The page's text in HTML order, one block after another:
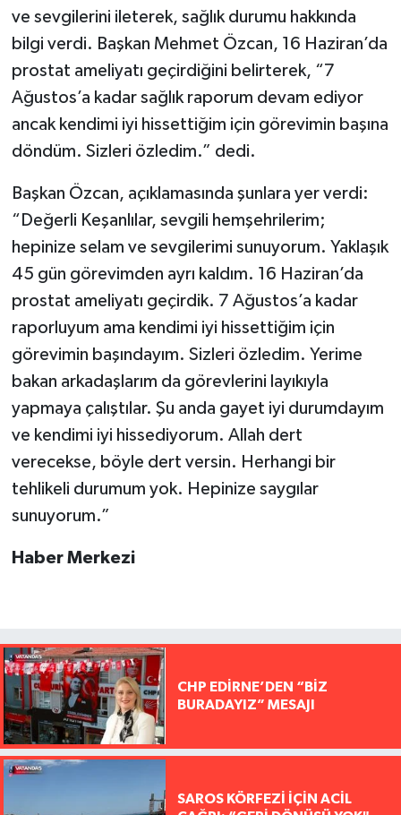
ve sevgilerini ileterek, sağlık durumu hakkında
bilgi verdi. Başkan Mehmet Özcan, 16 Haziran’da
prostat ameliyatı geçirdiğini belirterek, “7
Ağustos’a kadar sağlık raporum devam ediyor
ancak kendimi iyi hissettiğim için görevimin başına
döndüm. Sizleri özledim.” dedi.
Başkan Özcan, açıklamasında şunlara yer verdi:
“Değerli Keşanlılar, sevgili hemşehrilerim;
hepinize selam ve sevgilerimi sunuyorum. Yaklaşık
45 gün görevimden ayrı kaldım. 16 Haziran’da
prostat ameliyatı geçirdik. 7 Ağustos’a kadar
raporluyum ama kendimi iyi hissettiğim için
görevimin başındayım. Sizleri özledim. Yerime
bakan arkadaşlarım da görevlerini layıkıyla
yapmaya çalıştılar. Şu anda gayet iyi durumdayım
ve kendimi iyi hissediyorum. Allah dert
verecekse, böyle dert versin. Herhangi bir
tehlikeli durumum yok. Hepinize saygılar
sunuyorum.”
Haber Merkezi
CHP EDİRNE’DEN “BİZ
BURADAYIZ” MESAJI
SAROS KÖRFEZİ İÇİN ACİL